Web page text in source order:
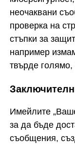
неочаквани
проверка на
стъпки за
например
твърде голямо,
Имейлите
за да бъде
съобщения,